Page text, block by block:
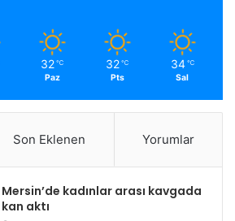
32 ℃
Paz
32 ℃
Pts
34 ℃
Sal
Son Eklenen Yorumlar
Mersin’de kadınlar arası kavgada
kan aktı